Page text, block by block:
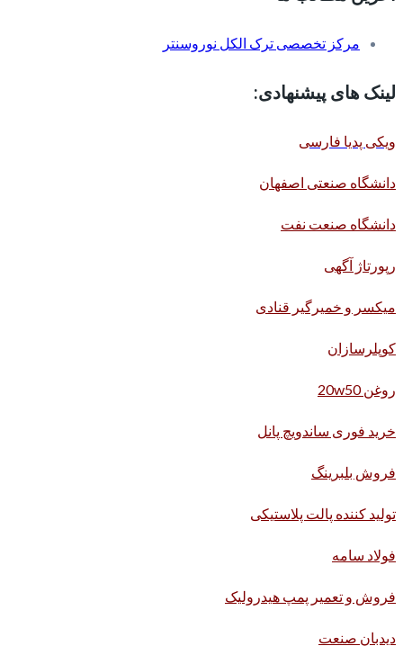
مرکز تخصصی ترک الکل نوروسنتر
لینک های پیشنهادی:
ویکی پدیا فارسی
دانشگاه صنعتی اصفهان
دانشگاه صنعت نفت
رپورتاژ آگهی
میکسر و خمیرگیر قنادی
کوپلرسازان
روغن 20w50
خرید فوری ساندویچ پانل
فروش بلبرینگ
تولید کننده پالت پلاستیکی
فولاد سامه
فروش و تعمیر پمپ هیدرولیک
دیدبان صنعت